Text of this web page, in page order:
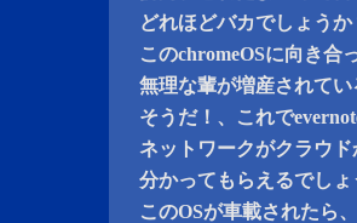
どれほどバカでしょう
このchromeOSに向き合
無理な輩が増産されてい
そうだ！、これで
ネットワークがクラウ
分かってもらえるでし
このOSが車載されたら、